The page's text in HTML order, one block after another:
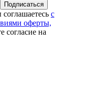
Подписаться
с
оферты,
согласие на